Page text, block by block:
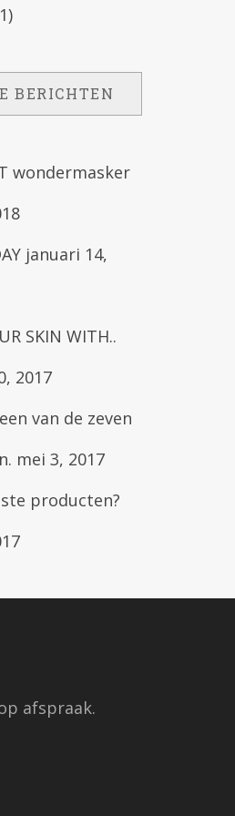
BERICHTEN
wondermasker
januari 14,
SKIN WITH..
2017
van de zeven
mei 3, 2017
producten?
afspraak.